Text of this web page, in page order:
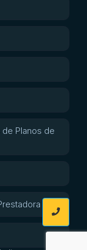
Planos de